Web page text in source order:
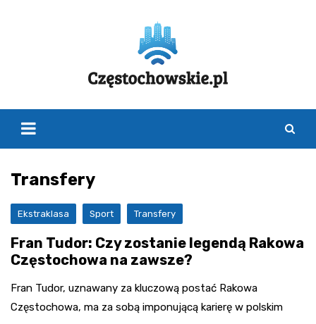
Transfery
Ekstraklasa Sport Transfery
Fran Tudor: Czy zostanie legendą Rakowa
Częstochowa na zawsze?
Fran Tudor, uznawany za kluczową postać Rakowa
Częstochowa, ma za sobą imponującą karierę w polskim